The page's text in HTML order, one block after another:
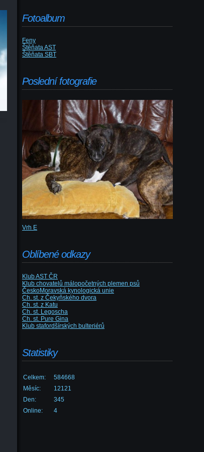
Fotoalbum
Feny
Štěňata AST
Štěňata SBT
Poslední fotografie
Vrh E
Oblíbené odkazy
Klub AST ČR
Klub chovatelů málopočetných plemen psů
ČeskoMoravská kynologická unie
Ch. st. z Čekyňského dvora
Ch. st. z Katu
Ch. st. Legoscha
Ch. st. Pure Gina
Klub stafordšírských bulteriérů
Statistiky
Online: 4
Celkem:
584668
Měsíc:
12121
Den:
345